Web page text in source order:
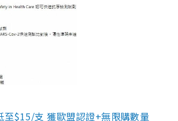
$15/支 獲歐盟認證+無限購數量